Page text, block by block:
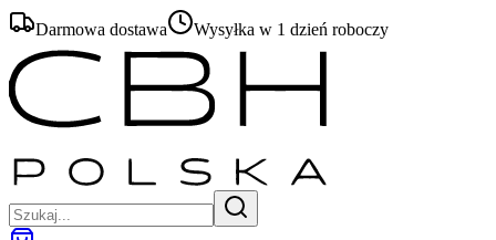
Darmowa dostawa Wysyłka w 1 dzień roboczy